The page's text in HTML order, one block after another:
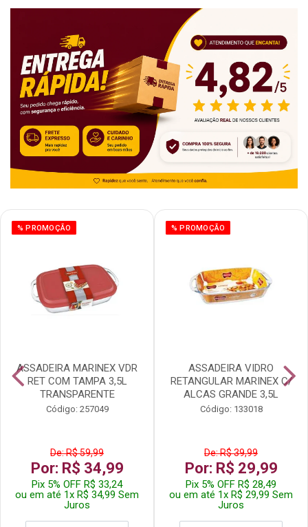
% PROMOÇÃO
ASSADEIRA MARINEX VDR
RET COM TAMPA 3,5L
TRANSPARENTE
Código: 257049
De: R$ 59,99
Por: R$ 34,99
Pix 5% OFF R$ 33,24
ou em até 1x R$ 34,99 Sem
Juros
% PROMOÇÃO
ASSADEIRA VIDRO
RETANGULAR MARINEX C/
ALCAS GRANDE 3,5L
Código: 133018
De: R$ 39,99
Por: R$ 29,99
Pix 5% OFF R$ 28,49
ou em até 1x R$ 29,99 Sem
Juros